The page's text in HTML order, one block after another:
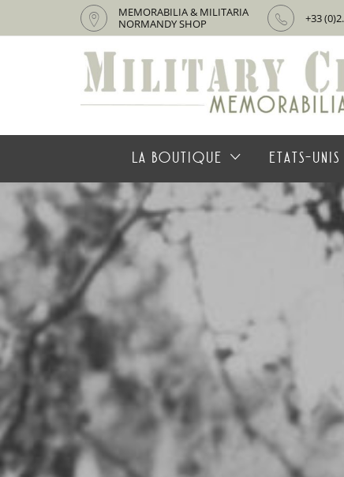
MEMORABILIA & MILITARIA
NORMANDY SHOP
+33
LA BOUTIQUE ETATS-